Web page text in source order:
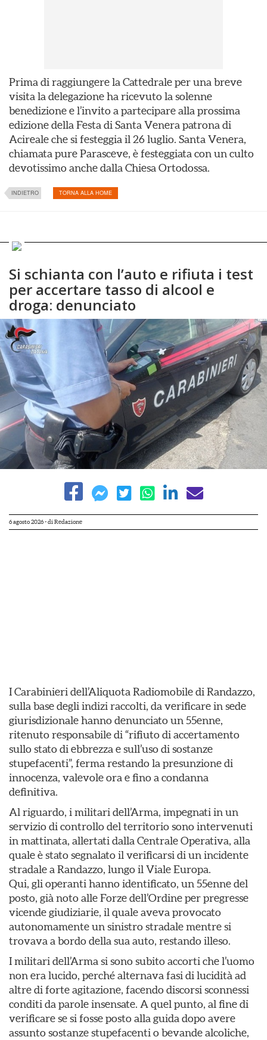
Prima di raggiungere la Cattedrale per una breve
visita la delegazione ha ricevuto la solenne
benedizione e l’invito a partecipare alla prossima
edizione della Festa di Santa Venera patrona di
Acireale che si festeggia il 26 luglio. Santa Venera,
chiamata pure Parasceve, è festeggiata con un culto
devotissimo anche dalla Chiesa Ortodossa.
INDIETRO TORNA ALLA HOME
Si schianta con l’auto e rifiuta i test
per accertare tasso di alcool e
droga: denunciato
6 agosto 2026- di Redazione
I Carabinieri dell’Aliquota Radiomobile di Randazzo,
sulla base degli indizi raccolti, da verificare in sede
giurisdizionale hanno denunciato un 55enne,
ritenuto responsabile di “rifiuto di accertamento
sullo stato di ebbrezza e sull’uso di sostanze
stupefacenti”, ferma restando la presunzione di
innocenza, valevole ora e fino a condanna
definitiva.
Al riguardo, i militari dell’Arma, impegnati in un
servizio di controllo del territorio sono intervenuti
in mattinata, allertati dalla Centrale Operativa, alla
quale è stato segnalato il verificarsi di un incidente
stradale a Randazzo, lungo il Viale Europa.
Qui, gli operanti hanno identificato, un 55enne del
posto, già noto alle Forze dell’Ordine per pregresse
vicende giudiziarie, il quale aveva provocato
autonomamente un sinistro stradale mentre si
trovava a bordo della sua auto, restando illeso.
I militari dell’Arma si sono subito accorti che l’uomo
non era lucido, perché alternava fasi di lucidità ad
altre di forte agitazione, facendo discorsi sconnessi
conditi da parole insensate. A quel punto, al fine di
verificare se si fosse posto alla guida dopo avere
assunto sostanze stupefacenti o bevande alcoliche,